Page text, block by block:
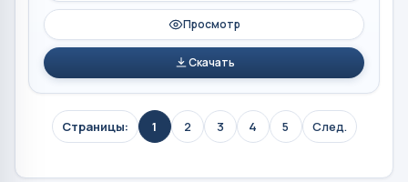
Просмотр
Скачать
Страницы: 1 2 3 4 5 След.